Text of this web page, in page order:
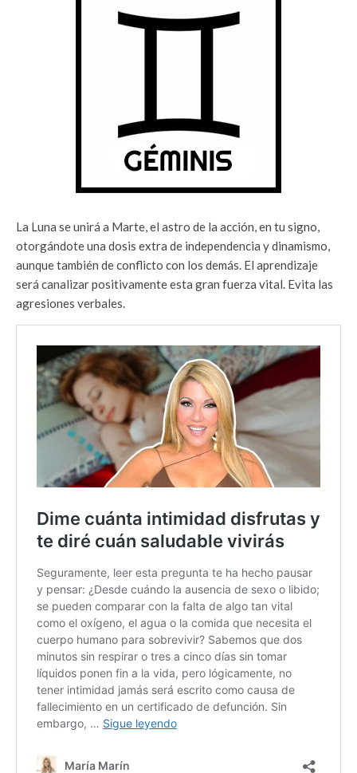
La Luna se unirá a Marte, el astro de la acción, en tu signo,
otorgándote una dosis extra de independencia y dinamismo,
aunque también de conflicto con los demás. El aprendizaje
será canalizar positivamente esta gran fuerza vital. Evita las
agresiones verbales.